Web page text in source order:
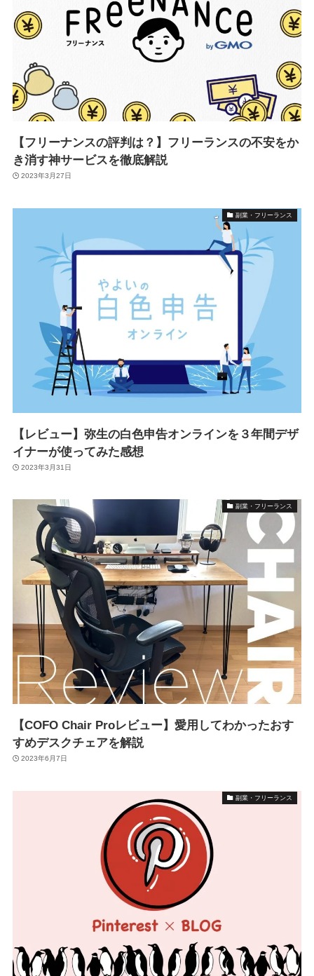
【フリーナンスの評判は？】フリーランスの不安をか
き消す神サービスを徹底解説
2023年3月27日
副業・フリーランス
【レビュー】弥生の白色申告オンラインを３年間デザ
イナーが使ってみた感想
2023年3月31日
副業・フリーランス
【COFO Chair Proレビュー】愛用してわかったおす
すめデスクチェアを解説
2023年6月7日
副業・フリーランス